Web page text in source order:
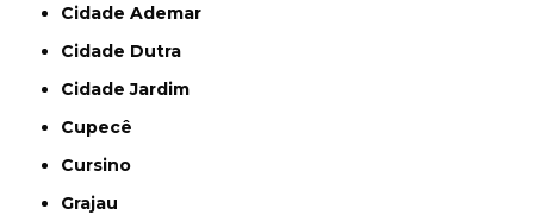
Cidade Ademar
Cidade Dutra
Cidade Jardim
Cupecê
Cursino
Grajau